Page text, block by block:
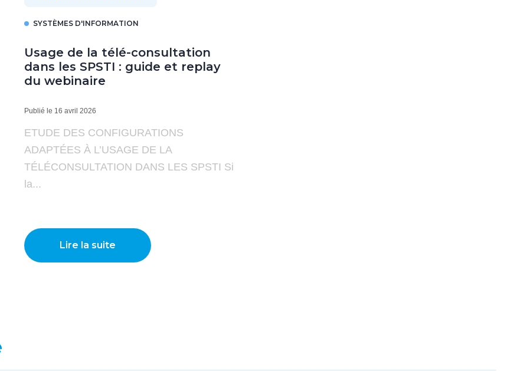
SYSTÈMES D'INFORMATION
Usage de la télé-consultation
dans les SPSTI : guide et replay
du webinaire
Publié le 16 avril 2026
ETUDE DES CONFIGURATIONS
ADAPTÉES À L’USAGE DE LA
TÉLÉCONSULTATION DANS LES SPSTI Si
la...
Lire la suite